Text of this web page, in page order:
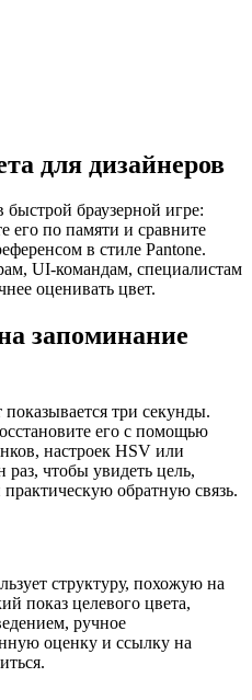
для дизайнеров
браузерной игре:
его по памяти и сравните
в стиле Pantone.
UI-командам, специалистам
оценивать цвет.
запоминание
три секунды.
его с помощью
настроек HSV или
чтобы увидеть цель,
обратную связь.
структуру, похожую на
показ целевого цвета,
ручное
оценку и ссылку на